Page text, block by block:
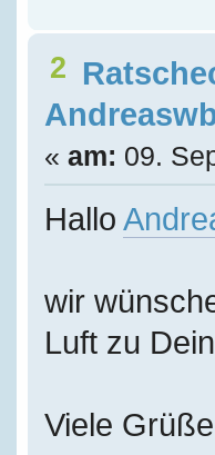
2
« am: 09.
Hallo
wir
Luft zu
Viele Grüße